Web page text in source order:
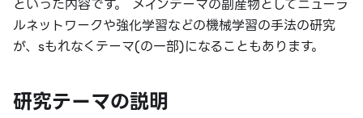
といった内容です。 メインテーマの副産物としてニューラ
ルネットワークや強化学習などの機械学習の手法の研究
が、sもれなくテーマ(の一部)になることもあります。
研究テーマの説明